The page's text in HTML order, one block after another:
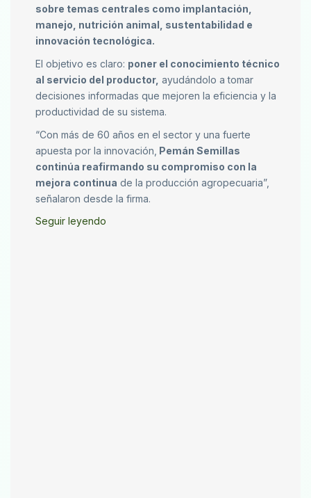
sobre temas centrales como implantación,
manejo, nutrición animal, sustentabilidad e
innovación tecnológica.
El objetivo es claro: poner el conocimiento técnico
al servicio del productor, ayudándolo a tomar
decisiones informadas que mejoren la eficiencia y la
productividad de su sistema.
“Con más de 60 años en el sector y una fuerte
apuesta por la innovación, Pemán Semillas
continúa reafirmando su compromiso con la
mejora continua de la producción agropecuaria”,
señalaron desde la firma.
Seguir leyendo